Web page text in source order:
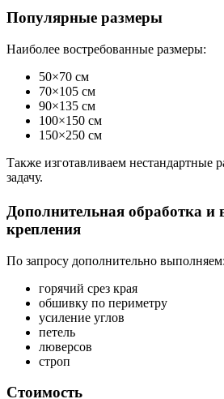
Популярные размеры
Наиболее востребованные размеры:
50×70 см
70×105 см
90×135 см
100×150 см
150×250 см
Также изготавливаем нестандартные
задачу.
Дополнительная обработка и
крепления
По запросу дополнительно выполняем:
горячий срез края
обшивку по периметру
усиление углов
петель
люверсов
строп
Стоимость